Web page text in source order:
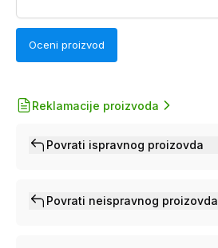
Oceni proizvod
Reklamacije proizvoda
Povrati ispravnog proizovda
Povrati neispravnog proizovda